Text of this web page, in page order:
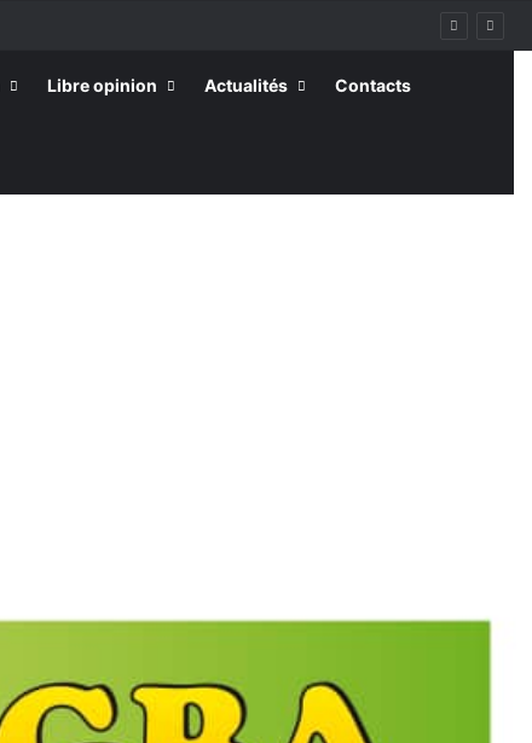
Libre opinion Actualités Contacts